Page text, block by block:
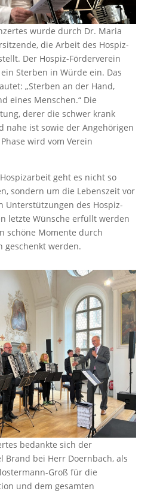
wurde durch Dr. Maria
die Arbeit des Hospiz-
Der Hospiz-Förderverein
Sterben in Würde ein. Das
„Sterben an der Hand,
eines Menschen.“ Die
derer die schwer krank
nahe ist sowie der Angehörigen
wird vom Verein
geht es nicht so
sondern um die Lebenszeit vor
Unterstützungen des Hospiz-
letzte Wünsche erfüllt werden
schöne Momente durch
geschenkt werden.
bedankte sich der
Brand bei Herr Doernbach, als
Groß für die
und dem gesamten